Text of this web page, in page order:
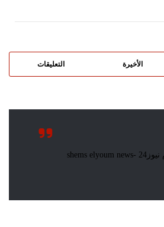
الأخيرة التعليقات